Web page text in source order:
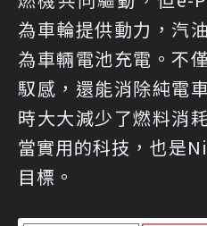
為車輪提供動力，汽
為車輛電池充電。不
馭感，還能消除純電
時大大減少了燃料消
當實用的科技，也是
目標。